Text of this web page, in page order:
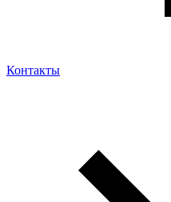
Контакты